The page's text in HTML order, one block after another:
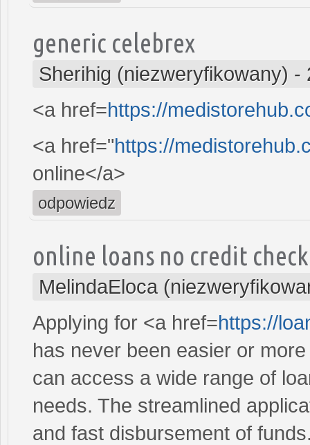
generic celebrex
Sherihig (niezweryfikowany) -
<a href=https://
<a href="https://
online</a>
odpowiedz
online loans no credit
MelindaEloca
Applying for <a href=https://
has never been easier or
can access a wide range of
needs. The streamlined
and fast disbursement of